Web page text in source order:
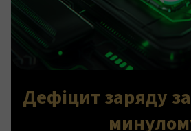
Дефіцит заряду